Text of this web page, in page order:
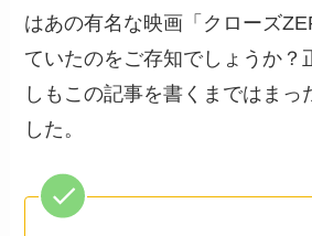
はあの有名な映画「クローズ
ていたのをご存知でしょうか？
しもこの記事を書くまではまっ
した。